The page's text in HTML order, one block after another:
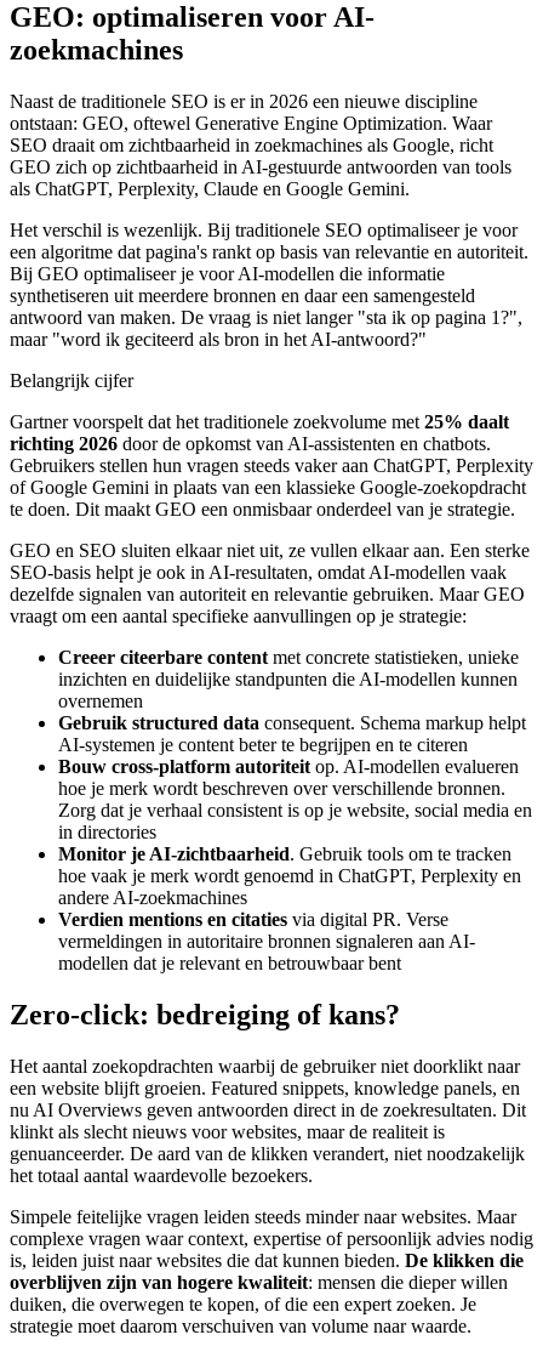
GEO: optimaliseren voor AI-
zoekmachines
Naast de traditionele SEO is er in 2026 een nieuwe discipline
ontstaan: GEO, oftewel Generative Engine Optimization. Waar
SEO draait om zichtbaarheid in zoekmachines als Google, richt
GEO zich op zichtbaarheid in AI-gestuurde antwoorden van tools
als ChatGPT, Perplexity, Claude en Google Gemini.
Het verschil is wezenlijk. Bij traditionele SEO optimaliseer je voor
een algoritme dat pagina's rankt op basis van relevantie en autoriteit.
Bij GEO optimaliseer je voor AI-modellen die informatie
synthetiseren uit meerdere bronnen en daar een samengesteld
antwoord van maken. De vraag is niet langer "sta ik op pagina 1?",
maar "word ik geciteerd als bron in het AI-antwoord?"
Belangrijk cijfer
Gartner voorspelt dat het traditionele zoekvolume met 25% daalt
richting 2026 door de opkomst van AI-assistenten en chatbots.
Gebruikers stellen hun vragen steeds vaker aan ChatGPT, Perplexity
of Google Gemini in plaats van een klassieke Google-zoekopdracht
te doen. Dit maakt GEO een onmisbaar onderdeel van je strategie.
GEO en SEO sluiten elkaar niet uit, ze vullen elkaar aan. Een sterke
SEO-basis helpt je ook in AI-resultaten, omdat AI-modellen vaak
dezelfde signalen van autoriteit en relevantie gebruiken. Maar GEO
vraagt om een aantal specifieke aanvullingen op je strategie:
Creeer citeerbare content met concrete statistieken, unieke
inzichten en duidelijke standpunten die AI-modellen kunnen
overnemen
Gebruik structured data consequent. Schema markup helpt
AI-systemen je content beter te begrijpen en te citeren
Bouw cross-platform autoriteit op. AI-modellen evalueren
hoe je merk wordt beschreven over verschillende bronnen.
Zorg dat je verhaal consistent is op je website, social media en
in directories
Monitor je AI-zichtbaarheid. Gebruik tools om te tracken
hoe vaak je merk wordt genoemd in ChatGPT, Perplexity en
andere AI-zoekmachines
Verdien mentions en citaties via digital PR. Verse
vermeldingen in autoritaire bronnen signaleren aan AI-
modellen dat je relevant en betrouwbaar bent
Zero-click: bedreiging of kans?
Het aantal zoekopdrachten waarbij de gebruiker niet doorklikt naar
een website blijft groeien. Featured snippets, knowledge panels, en
nu AI Overviews geven antwoorden direct in de zoekresultaten. Dit
klinkt als slecht nieuws voor websites, maar de realiteit is
genuanceerder. De aard van de klikken verandert, niet noodzakelijk
het totaal aantal waardevolle bezoekers.
Simpele feitelijke vragen leiden steeds minder naar websites. Maar
complexe vragen waar context, expertise of persoonlijk advies nodig
is, leiden juist naar websites die dat kunnen bieden. De klikken die
overblijven zijn van hogere kwaliteit: mensen die dieper willen
duiken, die overwegen te kopen, of die een expert zoeken. Je
strategie moet daarom verschuiven van volume naar waarde.